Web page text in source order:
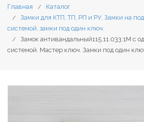
Главная
Каталог
Замки для КТП, ТП, РП и РУ. Замки на
системой, замки под один ключ.
Замок антивандальный115.11.033:1M с
системой. Мастер ключ. Замки под один